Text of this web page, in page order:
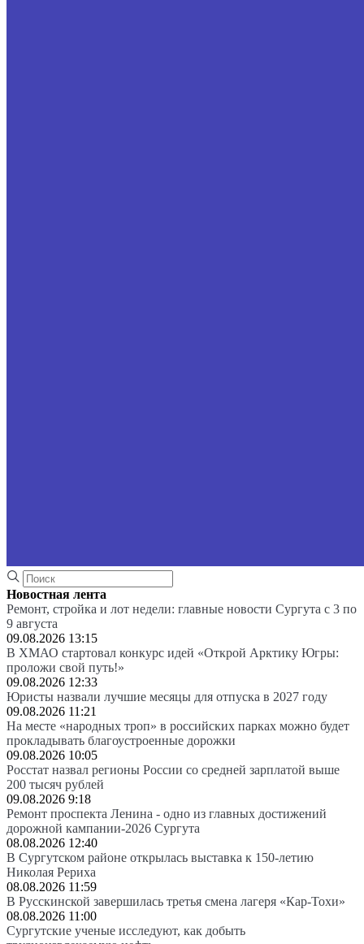
Новостная лента
Ремонт, стройка и лот недели: главные новости Сургута с 3 по
9 августа
09.08.2026 13:15
В ХМАО стартовал конкурс идей «Открой Арктику Югры:
проложи свой путь!»
09.08.2026 12:33
Юристы назвали лучшие месяцы для отпуска в 2027 году
09.08.2026 11:21
На месте «народных троп» в российских парках можно будет
прокладывать благоустроенные дорожки
09.08.2026 10:05
Росстат назвал регионы России со средней зарплатой выше
200 тысяч рублей
09.08.2026 9:18
Ремонт проспекта Ленина - одно из главных достижений
дорожной кампании-2026 Сургута
08.08.2026 12:40
В Сургутском районе открылась выставка к 150-летию
Николая Рериха
08.08.2026 11:59
В Русскинской завершилась третья смена лагеря «Кар-Тохи»
08.08.2026 11:00
Сургутские ученые исследуют, как добыть